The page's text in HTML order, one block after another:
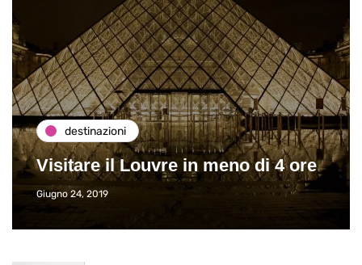
destinazioni
Visitare il Louvre in meno di 4 ore
Giugno 24, 2019